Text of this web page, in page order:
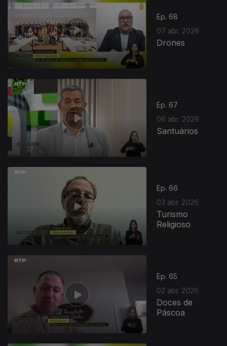
Ep. 68
07 abr. 2026
Drones
Ep. 67
06 abr. 2026
Santuários
Ep. 66
03 abr. 2026
Turismo
Religioso
Ep. 65
02 abr. 2026
Doces de
Páscoa